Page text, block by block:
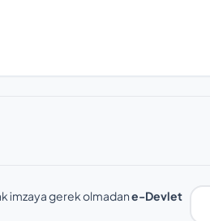
imzaya gerek olmadane-Devlet